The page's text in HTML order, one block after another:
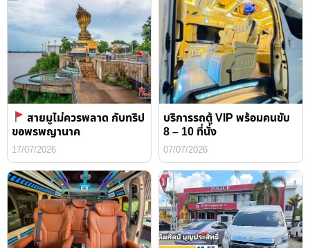
สายมูไม่ควรพลาด กับทริป
ขอพรพญานาค
17/07/2026
บริการรถตู้ VIP พร้อมคนขับ
8 – 10 ที่นั่ง
07/07/2026